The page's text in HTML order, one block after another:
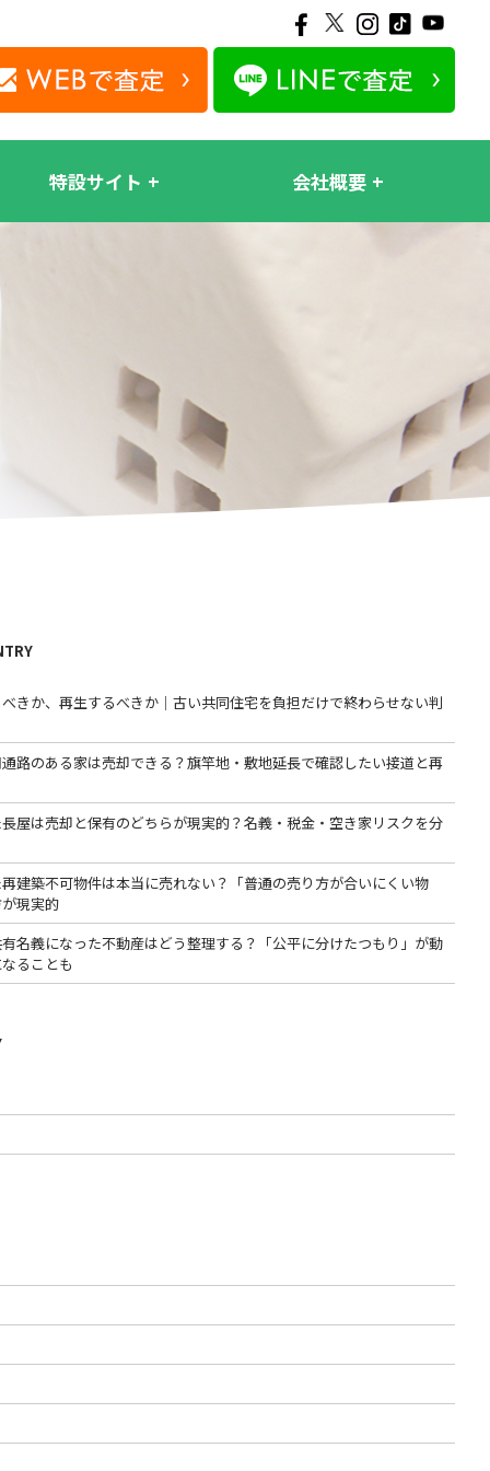
特設サイト 会社概要
きか、再生するべきか｜古い共同住宅を負担だけで終わらせない判
通路のある家は売却できる？旗竿地・敷地延長で確認したい接道と再
屋は売却と保有のどちらが現実的？名義・税金・空き家リスクを分
建築不可物件は本当に売れない？「普通の売り方が合いにくい物
現実的
名義になった不動産はどう整理する？「公平に分けたつもり」が動
ることも